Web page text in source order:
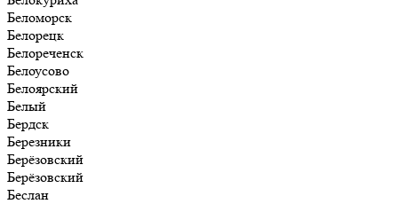
Беломорск
Белорецк
Белореченск
Белоусово
Белоярский
Белый
Бердск
Березники
Берёзовский
Берёзовский
Беслан